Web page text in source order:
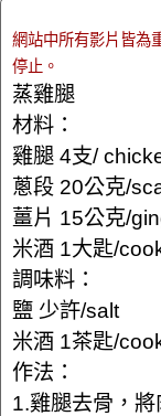
網站中所有影片皆為
停止。
蒸雞腿
材料：
雞腿 4支/
蔥段 20公克/
薑片 15公克/
米酒 1大匙/
調味料：
鹽 少許/salt
米酒 1茶匙/
作法：
1.雞腿去骨，